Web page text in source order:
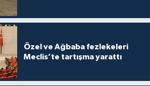
Özel ve Ağbaba fezlekeleri
Meclis’te tartışma yarattı